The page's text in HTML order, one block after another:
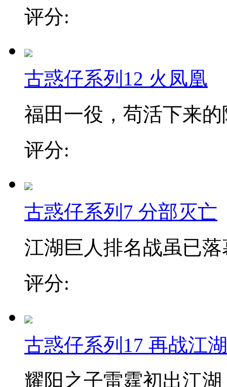
评分:
古惑仔系列12 火凤凰
福田一役，苟活下来
评分:
古惑仔系列7 分部灭亡
江湖巨人排名战虽已
评分:
古惑仔系列17 再战江湖
耀阳之子雷霆初出江